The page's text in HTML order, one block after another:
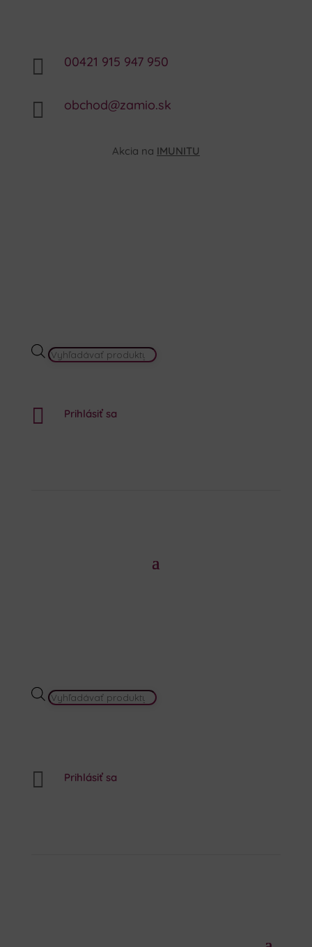
 00421 915 947 950
 obchod@zamio.sk
Akcia na IMUNITU
PRODUCTS
 Prihlásiť sa
PRODUCTS
 Prihlásiť sa